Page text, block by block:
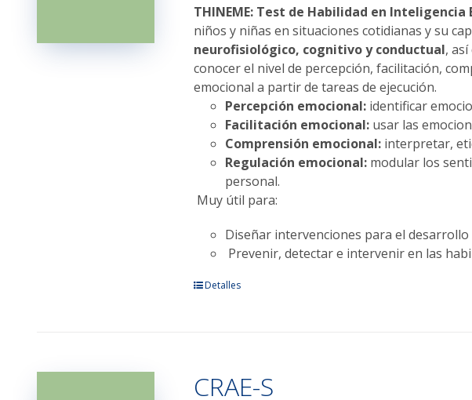
elegir
en
la
página
de
producto
THINEME: Test de Habilidad en Inteligencia
niños y niñas en situaciones cotidianas y su
neurofisiológico, cognitivo y conductual,
conocer el nivel de percepción, facilitación,
emocional a partir de tareas de ejecución.
Percepción emocional: identificar
Facilitación emocional: usar las
Comprensión emocional: interpretar,
Regulación emocional: modular los
personal.
Muy útil para:
Diseñar intervenciones para el desarrollo
Prevenir, detectar e intervenir en las
Este
Las
Detalles
CRAE-S